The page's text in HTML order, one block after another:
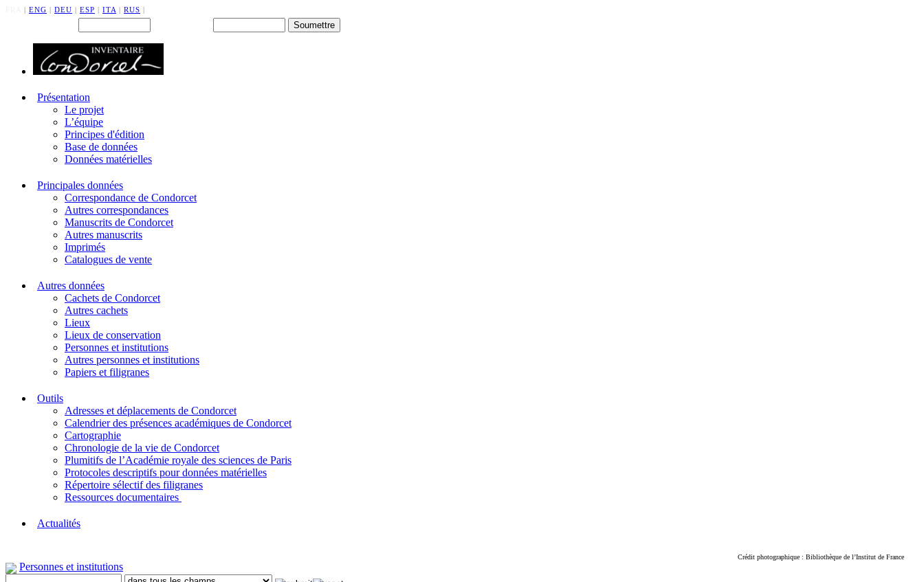
| ENG | DEU | ESP | ITA | RUS |
Présentation
Le projet
L’équipe
Principes d'édition
Base de données
Données matérielles
Principales données
Correspondance de Condorcet
Autres correspondances
Manuscrits de Condorcet
Autres manuscrits
Imprimés
Catalogues de vente
Autres données
Cachets de Condorcet
Autres cachets
Lieux
Lieux de conservation
Personnes et institutions
Autres personnes et institutions
Papiers et filigranes
Outils
Adresses et déplacements de Condorcet
Calendrier des présences académiques de Condorcet
Cartographie
Chronologie de la vie de Condorcet
Plumitifs de l’Académie royale des sciences de Paris
Protocoles descriptifs pour données matérielles
Répertoire sélectif des filigranes
Ressources documentaires
Actualités
Crédit photographique : Bibliothèque de l’Institut de France
Personnes et institutions